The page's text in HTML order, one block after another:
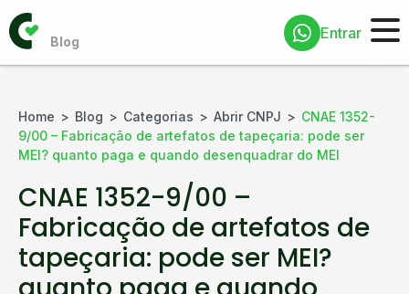
Entrar
Home Blog Categorias Abrir CNPJ
CNAE 1352-
9/00 – Fabricação de artefatos de tapeçaria: pode ser
MEI? quanto paga e quando desenquadrar do MEI
CNAE 1352-9/00 –
Fabricação de artefatos de
tapeçaria: pode ser MEI?